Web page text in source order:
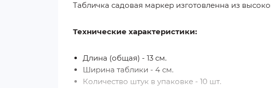
Табличка садовая маркер изготовленна из
Технические характеристики:
Длина (общая) - 13 см.
Ширина таблики - 4 см.
Количество штук в упаковке - 10 шт.